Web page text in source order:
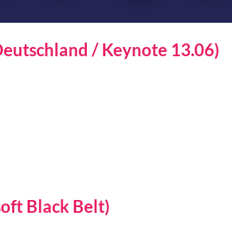
/ Keynote 13.06)
Black Belt)